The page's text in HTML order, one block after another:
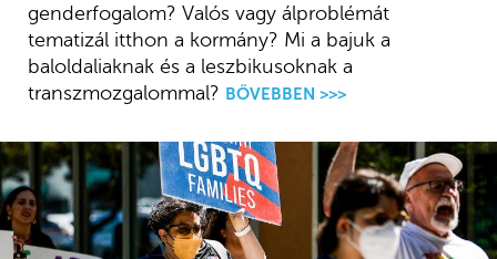
genderfogalom? Valós vagy álproblémát
tematizál itthon a kormány? Mi a bajuk a
baloldaliaknak és a leszbikusoknak a
transzmozgalommal? BŐVEBBEN >>>